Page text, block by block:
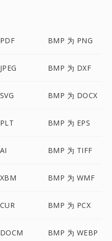
BMP 为 PNG
BMP 为 DXF
BMP 为 DOCX
BMP 为 EPS
BMP 为 TIFF
BMP 为 WMF
BMP 为 PCX
BMP 为 WEBP